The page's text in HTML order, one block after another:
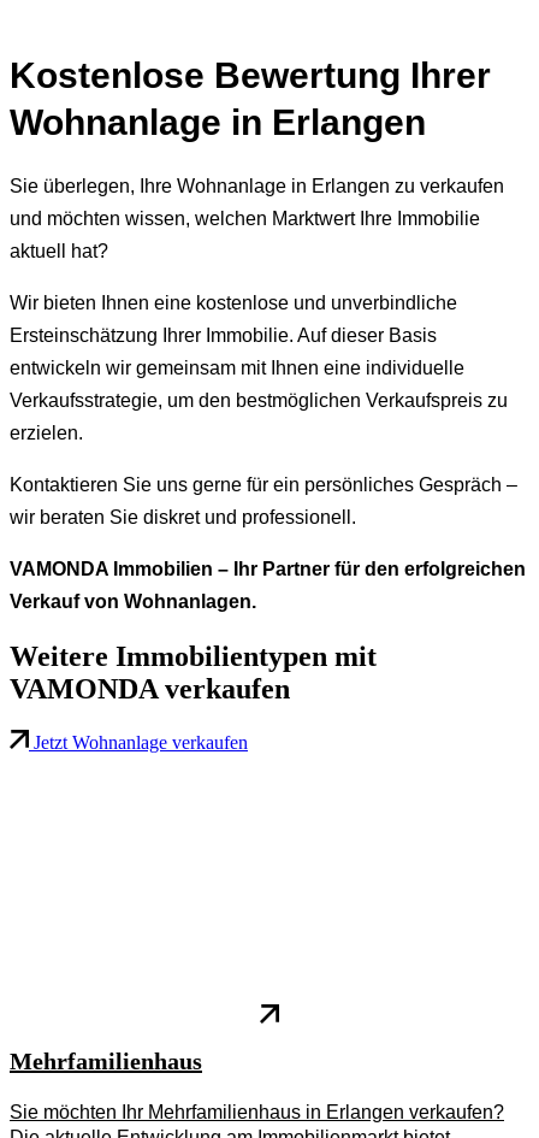
Kostenlose Bewertung Ihrer
Wohnanlage in Erlangen
Sie überlegen, Ihre Wohnanlage in Erlangen zu verkaufen
und möchten wissen, welchen Marktwert Ihre Immobilie
aktuell hat?
Wir bieten Ihnen eine kostenlose und unverbindliche
Ersteinschätzung Ihrer Immobilie. Auf dieser Basis
entwickeln wir gemeinsam mit Ihnen eine individuelle
Verkaufsstrategie, um den bestmöglichen Verkaufspreis zu
erzielen.
Kontaktieren Sie uns gerne für ein persönliches Gespräch –
wir beraten Sie diskret und professionell.
VAMONDA Immobilien – Ihr Partner für den erfolgreichen
Verkauf von Wohnanlagen.
Weitere Immobilientypen mit
VAMONDA verkaufen
Jetzt Wohnanlage verkaufen
Mehrfamilienhaus
Sie möchten Ihr Mehrfamilienhaus in Erlangen verkaufen?